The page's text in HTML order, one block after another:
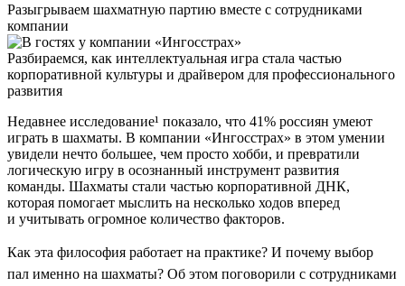
Разыгрываем шахматную партию вместе с сотрудниками
компании
Разбираемся, как интеллектуальная игра стала частью
корпоративной культуры и драйвером для профессионального
развития
Недавнее исследование¹ показало, что 41% россиян умеют
играть в шахматы. В компании «Ингосстрах» в этом умении
увидели нечто большее, чем просто хобби, и превратили
логическую игру в осознанный инструмент развития
команды. Шахматы стали частью корпоративной ДНК,
которая помогает мыслить на несколько ходов вперед
и учитывать огромное количество факторов.
Как эта философия работает на практике? И почему выбор
пал именно на шахматы? Об этом поговорили с сотрудниками